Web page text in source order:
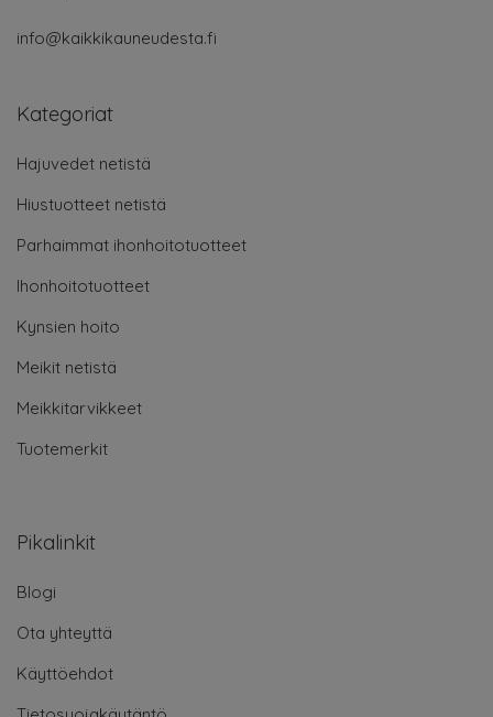
info@kaikkikauneudesta.fi
Kategoriat
Hajuvedet netistä
Hiustuotteet netistä
Parhaimmat ihonhoitotuotteet
Ihonhoitotuotteet
Kynsien hoito
Meikit netistä
Meikkitarvikkeet
Tuotemerkit
Pikalinkit
Blogi
Ota yhteyttä
Käyttöehdot